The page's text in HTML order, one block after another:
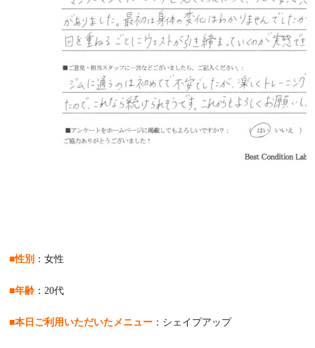
■性別 ：女性
■年齢：20代
■本日ご利用いただいたメニュー：シェイプアップ